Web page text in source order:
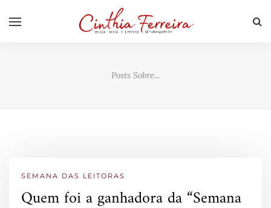
Posts Sobre...
SEMANA DAS LEITORAS
Quem foi a ganhadora da “Semana